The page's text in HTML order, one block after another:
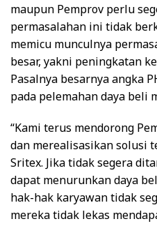
maupun Pemprov perlu
permasalahan ini tidak
memicu munculnya
besar, yakni peningkatan
Pasalnya besarnya angka
pada pelemahan daya beli
“Kami terus mendorong
dan merealisasikan solusi
Sritex. Jika tidak segera
dapat menurunkan daya
hak-hak karyawan tidak
mereka tidak lekas